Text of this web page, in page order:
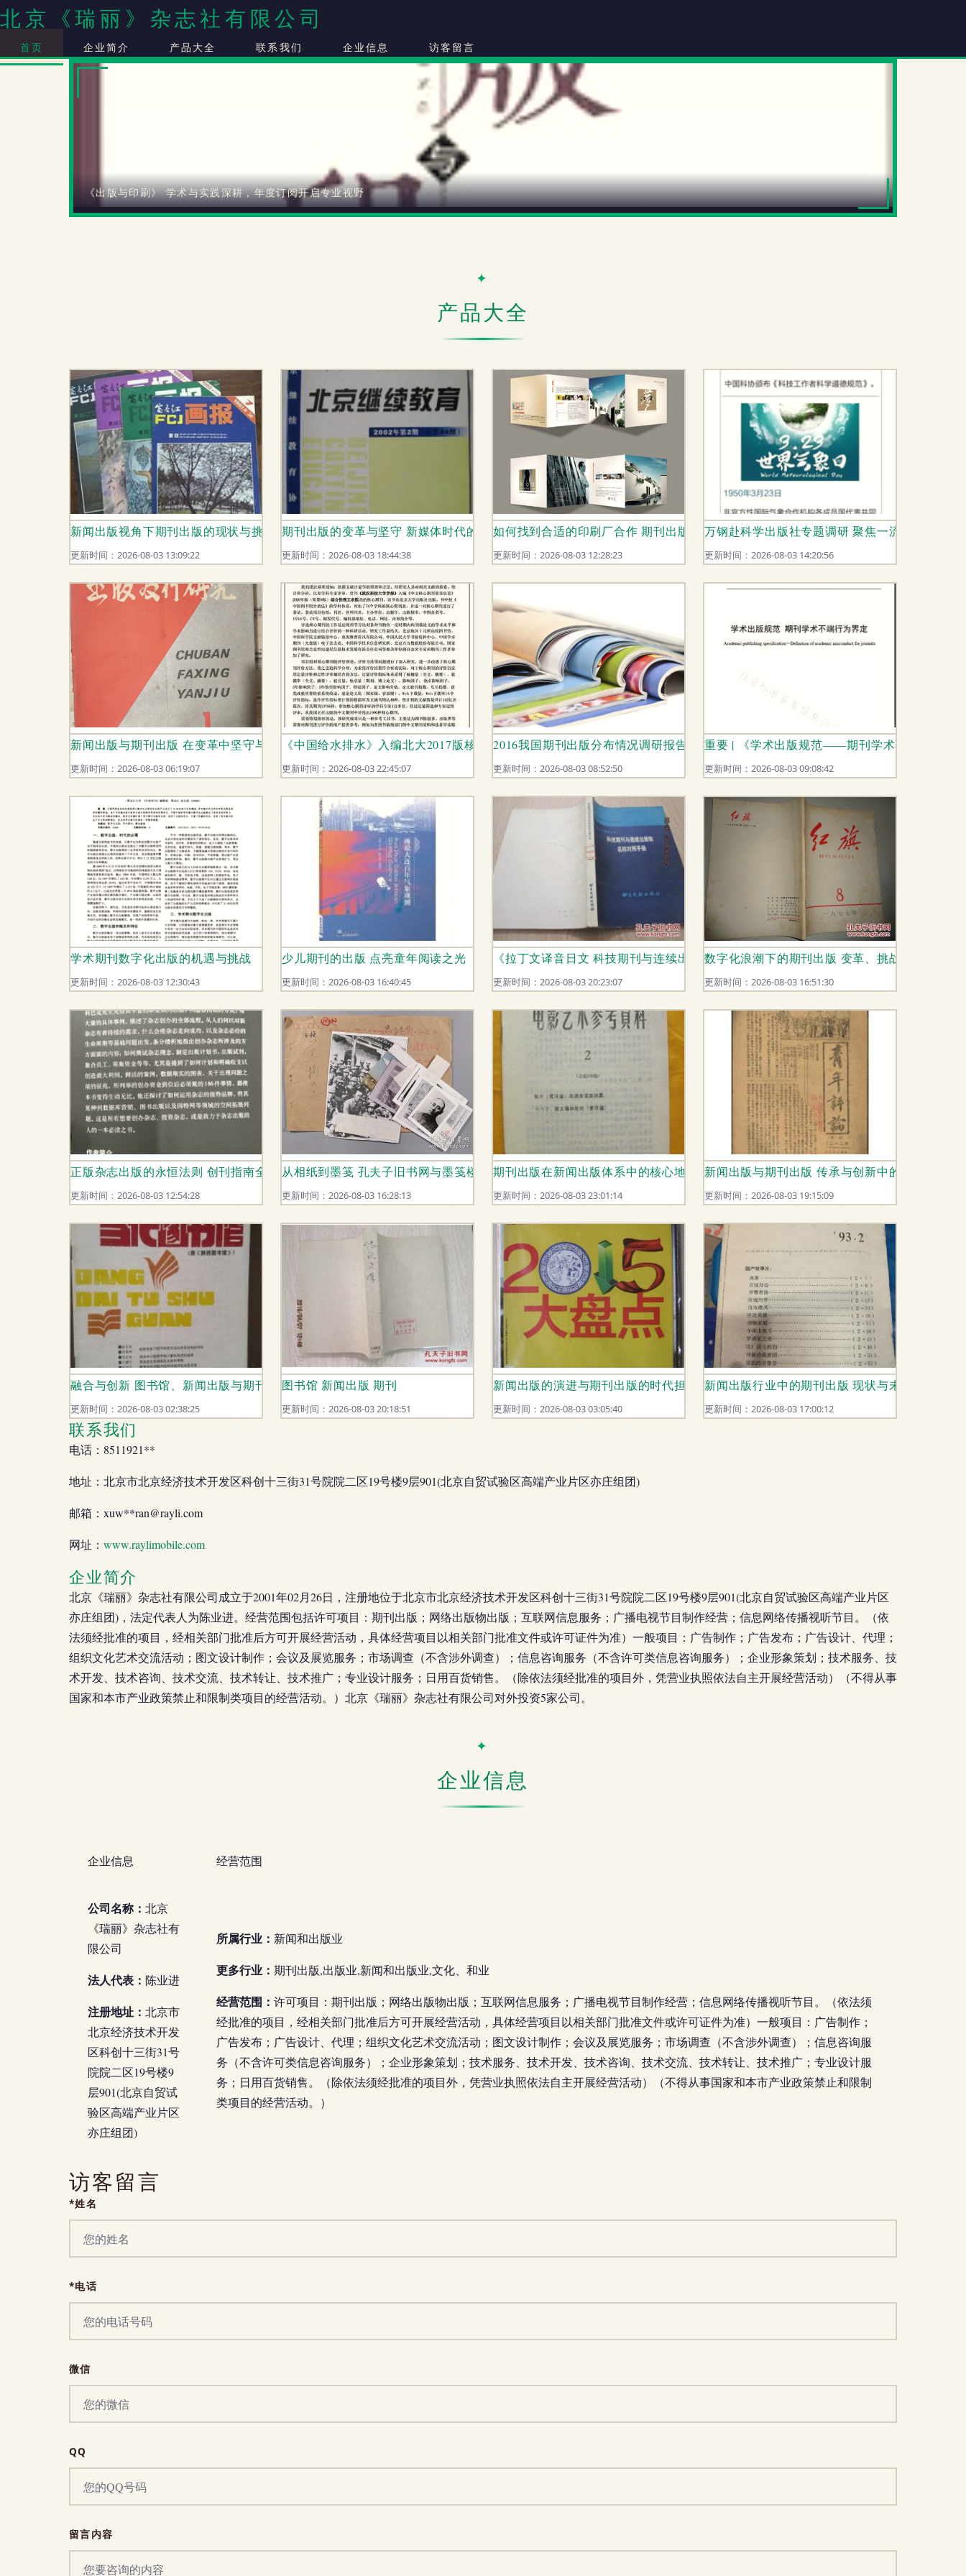
北京《瑞丽》杂志社有限公司
首页 企业简介 产品大全 联系我们 企业信息 访客留言
《出版与印刷》 学术与实践深耕，年度订阅开启专业视野
产品大全
新闻出版视角下期刊出版的现状与挑战
更新时间：2026-08-03 13:09:22
期刊出版的变革与坚守 新媒体时代的专业期刊发展之路
更新时间：2026-08-03 18:44:38
如何找到合适的印刷厂合作 期刊出版视角
更新时间：2026-08-03 12:28:23
万钢赴科学出版社专题调研 聚焦一流科技期刊建
更新时间：2026-08-03 14:20:56
新闻出版与期刊出版 在变革中坚守与创新
更新时间：2026-08-03 06:19:07
《中国给水排水》入编北大2017版核心期刊要目，彰显行业标杆实力
更新时间：2026-08-03 22:45:07
2016我国期刊出版分布情况调研报告
更新时间：2026-08-03 08:52:50
重要 | 《学术出版规范——期刊学术不端行为界
更新时间：2026-08-03 09:08:42
学术期刊数字化出版的机遇与挑战
更新时间：2026-08-03 12:30:43
少儿期刊的出版 点亮童年阅读之光
更新时间：2026-08-03 16:40:45
《拉丁文译音日文 科技期刊与连续出版物名称对照手册》的学术价值与实践应用
更新时间：2026-08-03 20:23:07
数字化浪潮下的期刊出版 变革、挑战与未来展望
更新时间：2026-08-03 16:51:30
正版杂志出版的永恒法则 创刊指南全解析
更新时间：2026-08-03 12:54:28
从相纸到墨笺 孔夫子旧书网与墨笺楼商城的影像与期刊叙事
更新时间：2026-08-03 16:28:13
期刊出版在新闻出版体系中的核心地位与发展趋势
更新时间：2026-08-03 23:01:14
新闻出版与期刊出版 传承与创新中的行业变革
更新时间：2026-08-03 19:15:09
融合与创新 图书馆、新闻出版与期刊出版的协同发展路径
更新时间：2026-08-03 02:38:25
图书馆 新闻出版 期刊
更新时间：2026-08-03 20:18:51
新闻出版的演进与期刊出版的时代担当
更新时间：2026-08-03 03:05:40
新闻出版行业中的期刊出版 现状与未来趋势
更新时间：2026-08-03 17:00:12
联系我们
电话：8511921**
地址：北京市北京经济技术开发区科创十三街31号院院二区19号楼9层901(北京自贸试验区高端产业片区亦庄组团)
邮箱：xuw**ran@rayli.com
网址： www.raylimobile.com
企业简介
北京《瑞丽》杂志社有限公司成立于2001年02月26日，注册地位于北京市北京经济技术开发区科创十三街31号院院二区19号楼9层901(北京自贸试验区高端产业片区
亦庄组团)，法定代表人为陈业进。经营范围包括许可项目：期刊出版；网络出版物出版；互联网信息服务；广播电视节目制作经营；信息网络传播视听节目。（依
法须经批准的项目，经相关部门批准后方可开展经营活动，具体经营项目以相关部门批准文件或许可证件为准）一般项目：广告制作；广告发布；广告设计、代理；
组织文化艺术交流活动；图文设计制作；会议及展览服务；市场调查（不含涉外调查）；信息咨询服务（不含许可类信息咨询服务）；企业形象策划；技术服务、技
术开发、技术咨询、技术交流、技术转让、技术推广；专业设计服务；日用百货销售。（除依法须经批准的项目外，凭营业执照依法自主开展经营活动）（不得从事
国家和本市产业政策禁止和限制类项目的经营活动。）北京《瑞丽》杂志社有限公司对外投资5家公司。
企业信息
企业信息 经营范围
公司名称： 北京
《瑞丽》杂志社有
限公司
法人代表： 陈业进
注册地址： 北京市
北京经济技术开发
区科创十三街31号
院院二区19号楼9
层901(北京自贸试
验区高端产业片区
亦庄组团)
所属行业： 新闻和出版业
更多行业： 期刊出版,出版业,新闻和出版业,文化、和业
经营范围： 许可项目：期刊出版；网络出版物出版；互联网信息服务；广播电视节目制作经营；信息网络传播视听节目。（依法须
经批准的项目，经相关部门批准后方可开展经营活动，具体经营项目以相关部门批准文件或许可证件为准）一般项目：广告制作；
广告发布；广告设计、代理；组织文化艺术交流活动；图文设计制作；会议及展览服务；市场调查（不含涉外调查）；信息咨询服
务（不含许可类信息咨询服务）；企业形象策划；技术服务、技术开发、技术咨询、技术交流、技术转让、技术推广；专业设计服
务；日用百货销售。（除依法须经批准的项目外，凭营业执照依法自主开展经营活动）（不得从事国家和本市产业政策禁止和限制
类项目的经营活动。）
访客留言
*姓名
*电话
微信
QQ
留言内容